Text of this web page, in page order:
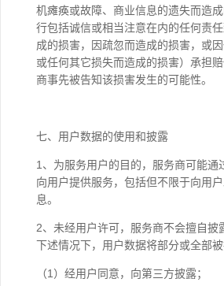
机瘫痪或故障、商业信息的遗失而造
行包括诚信或相当注意在内的任何责
成的损害，因疏忽而造成的损害，或
或任何其它损失而造成的损害）承担
商事先被告知该损害发生的可能性。
七、用户数据的使用和披露
1、为服务用户的目的，服务商可能通
向用户提供服务，包括但不限于向用
息。
2、未经用户许可，服务商不会擅自披
下述情况下，用户数据将部分或全部被
（1）经用户同意，向第三方披露；